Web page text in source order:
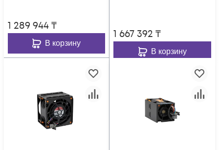
1 289 944₸
В корзину
1 667 392 ₸
В корзину